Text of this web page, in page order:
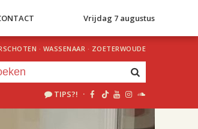
Vrijdag 7 augustus
· WASSENAAR · ZOETERWOUDE
TIPS?! ·
uur 1 van 2